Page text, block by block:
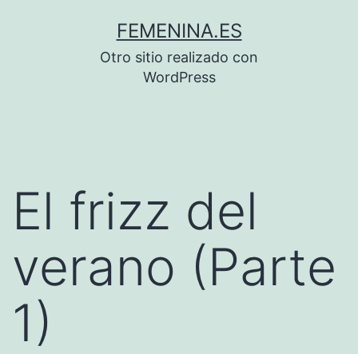
FEMENINA.ES
Otro sitio realizado con
WordPress
El frizz del
verano (Parte
1)